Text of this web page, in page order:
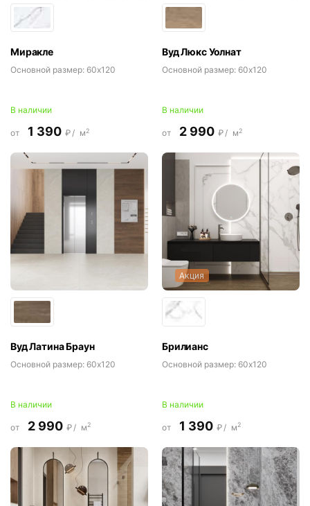
Миракле
Основной размер: 60x120
В наличии
от 1 390 ₽/ м2
Вуд Люкс Уолнат
Основной размер: 60x120
В наличии
от 2 990 ₽/ м2
Вуд Латина Браун
Основной размер: 60x120
В наличии
от 2 990 ₽/ м2
Акция
Брилианс
Основной размер: 60x120
В наличии
от 1 390 ₽/ м2